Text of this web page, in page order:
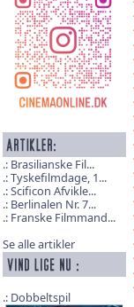
Brasilianske Fil...
Tyskefilmdage, 1...
Scificon Afvikle...
Berlinalen Nr. 7...
Franske Filmmand...
Se alle artikler
Dobbeltspil